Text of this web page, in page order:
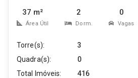
37 m²
Área Útil
2
Dorm.
0
Vagas
Torre(s):
3
Quadra(s):
0
Total Imóveis:
416